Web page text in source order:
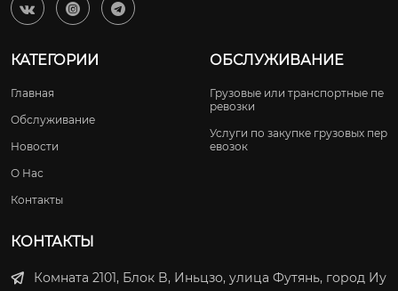
  
КАТЕГОРИИ
Главная
Обслуживание
Новости
О Нас
Контакты
ОБСЛУЖИВАНИЕ
Грузовые или транспортные пе
ревозки
Услуги по закупке грузовых пер
евозок
КОНТАКТЫ
Комната 2101, Блок B, Иньцзо, улица Футянь, город Иу